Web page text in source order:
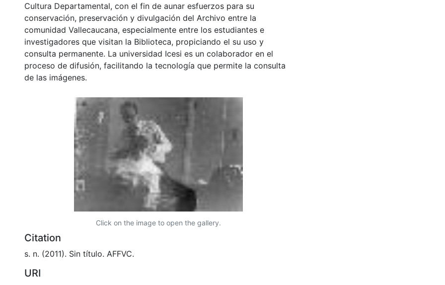
Cultura Departamental, con el fin de aunar esfuerzos para su
conservación, preservación y divulgación del Archivo entre la
comunidad Vallecaucana, especialmente entre los estudiantes e
investigadores que visitan la Biblioteca, propiciando el su uso y
consulta permanente. La universidad Icesi es un colaborador en el
proceso de difusión, facilitando la tecnología que permite la consulta
de las imágenes.
Click on the image to open the gallery.
Citation
s. n. (2011). Sin título. AFFVC.
URI